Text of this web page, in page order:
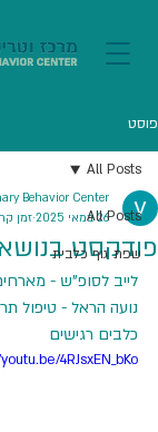
פוסט
All Posts
שפת גוף כלבית
All Posts
פודקסט
Behavior Center
26 במאי 2025
זמן
לייב לסופ"ש -
נועה הראל - טיפול
כלבים רגישים
4RJsxEN_bKo